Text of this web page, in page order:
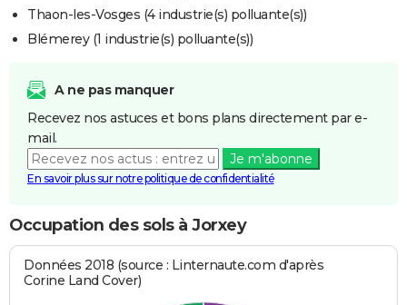
Thaon-les-Vosges (4 industrie(s) polluante(s))
Blémerey (1 industrie(s) polluante(s))
A ne pas manquer
Recevez nos astuces et bons plans directement par e-
mail.
Je m'abonne
En savoir plus sur notre politique de confidentialité
Occupation des sols à Jorxey
Données 2018 (source : Linternaute.com d'après
Corine Land Cover)